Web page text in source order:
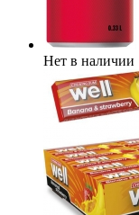
Нет в наличии